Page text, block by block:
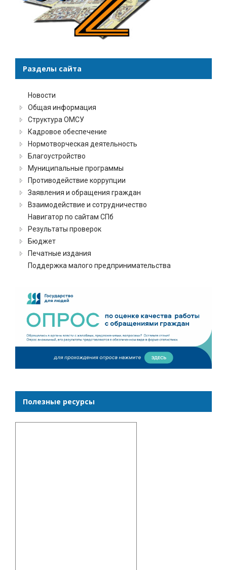
Разделы сайта
Новости
Общая информация
Структура ОМСУ
Кадровое обеспечение
Нормотворческая деятельность
Благоустройство
Муниципальные программы
Противодействие коррупции
Заявления и обращения граждан
Взаимодействие и сотрудничество
Навигатор по сайтам СПб
Результаты проверок
Бюджет
Печатные издания
Поддержка малого предпринимательства
Полезные ресурсы